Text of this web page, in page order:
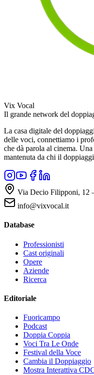
Vix Vocal
Il grande network del
La casa digitale del
delle voci, connettiamo i
che dà parola al cinema.
mantenuta da chi il
Via Decio Filipponi, 12
info@vixvocal.it
Database
Professionisti
Cast originali
Opere
Aziende
Ricerca
Editoriale
Fuoricampo
Podcast
Doppia Coppia
Voci Tra Le Onde
Festival della Voce
Cambia il Doppiaggio
Mostra Interattiva